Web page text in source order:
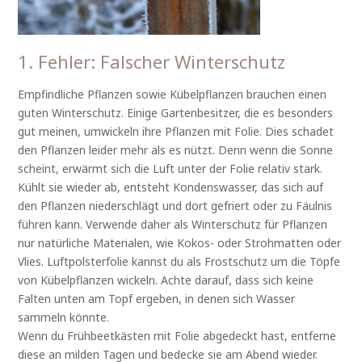
1. Fehler: Falscher Winterschutz
Empfindliche Pflanzen sowie Kübelpflanzen brauchen einen
guten Winterschutz. Einige Gartenbesitzer, die es besonders
gut meinen, umwickeln ihre Pflanzen mit Folie. Dies schadet
den Pflanzen leider mehr als es nützt. Denn wenn die Sonne
scheint, erwärmt sich die Luft unter der Folie relativ stark.
Kühlt sie wieder ab, entsteht Kondenswasser, das sich auf
den Pflanzen niederschlägt und dort gefriert oder zu Fäulnis
führen kann. Verwende daher als Winterschutz für Pflanzen
nur natürliche Materialen, wie Kokos- oder Strohmatten oder
Vlies. Luftpolsterfolie kannst du als Frostschutz um die Töpfe
von Kübelpflanzen wickeln. Achte darauf, dass sich keine
Falten unten am Topf ergeben, in denen sich Wasser
sammeln könnte.
Wenn du Frühbeetkästen mit Folie abgedeckt hast, entferne
diese an milden Tagen und bedecke sie am Abend wieder.